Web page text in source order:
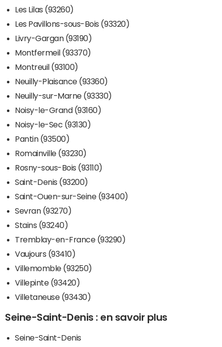
Les Lilas (93260)
Les Pavillons-sous-Bois (93320)
Livry-Gargan (93190)
Montfermeil (93370)
Montreuil (93100)
Neuilly-Plaisance (93360)
Neuilly-sur-Marne (93330)
Noisy-le-Grand (93160)
Noisy-le-Sec (93130)
Pantin (93500)
Romainville (93230)
Rosny-sous-Bois (93110)
Saint-Denis (93200)
Saint-Ouen-sur-Seine (93400)
Sevran (93270)
Stains (93240)
Tremblay-en-France (93290)
Vaujours (93410)
Villemomble (93250)
Villepinte (93420)
Villetaneuse (93430)
Seine-Saint-Denis : en savoir plus
Seine-Saint-Denis